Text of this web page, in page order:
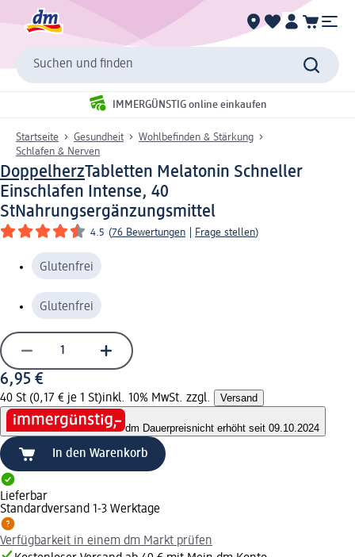
Suchen und finden
IMMERGÜNSTIG online einkaufen
Startseite Gesundheit
Wohlbefinden & Stärkung
Schlafen & Nerven
DoppelherzTabletten Melatonin Schneller
Einschlafen Intense, 40
StNahrungsergänzungsmittel
4.5 (76 Bewertungen Frage stellen)
Glutenfrei
Glutenfrei
6,95 €
40 St (0,17 € je 1 St)inkl. 10% MwSt. zzgl. Versand
dm Dauerpreisnicht erhöht seit 09.10.2024
In den Warenkorb
Lieferbar
Standardversand 1-3 Werktage
Verfügbarkeit in einem dm Markt prüfen